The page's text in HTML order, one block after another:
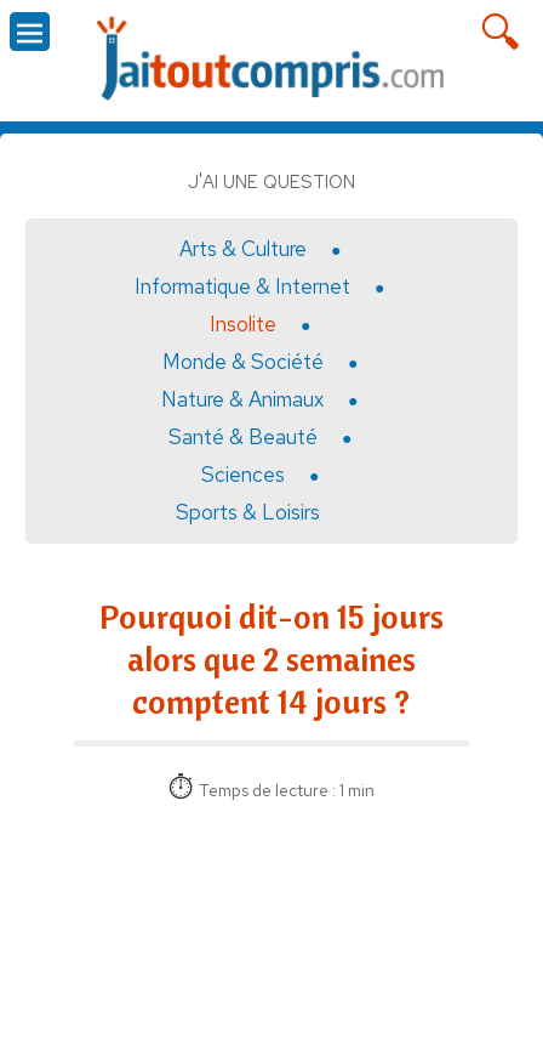
J'AI UNE QUESTION
Arts & Culture
Informatique & Internet
Insolite
Monde & Société
Nature & Animaux
Santé & Beauté
Sciences
Sports & Loisirs
Pourquoi dit-on 15 jours
alors que 2 semaines
comptent 14 jours ?
Temps de lecture : 1 min